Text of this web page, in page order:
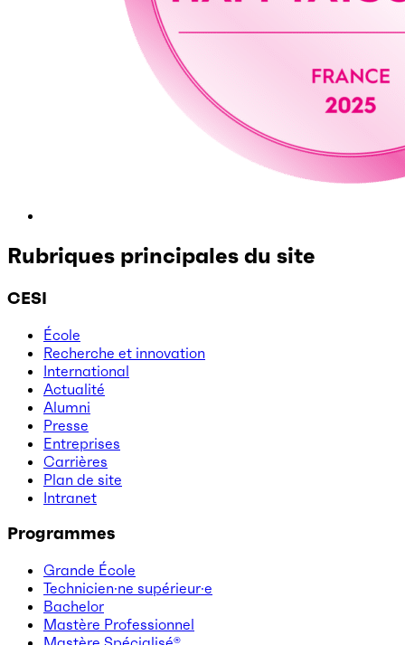
Rubriques principales du site
CESI
École
Recherche et innovation
International
Actualité
Alumni
Presse
Entreprises
Carrières
Plan de site
Intranet
Programmes
Grande École
Technicien·ne supérieur·e
Bachelor
Mastère Professionnel